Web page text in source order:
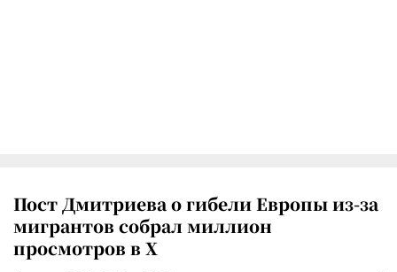
Пост Дмитриева о гибели Европы из-за
мигрантов собрал миллион
просмотров в X